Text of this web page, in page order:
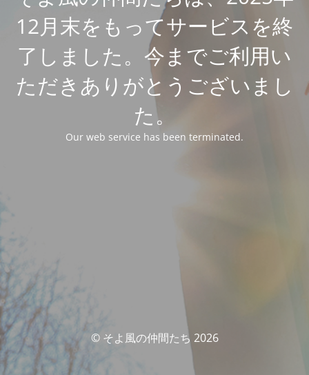
12月末をもってサービスを終
了しました。今までご利用い
ただきありがとうございまし
た。
Our web service has been terminated.
© そよ風の仲間たち 2026